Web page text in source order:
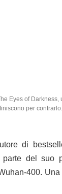
Eyes of Darkness,
per contrarlo.
di
del suo
400. Una